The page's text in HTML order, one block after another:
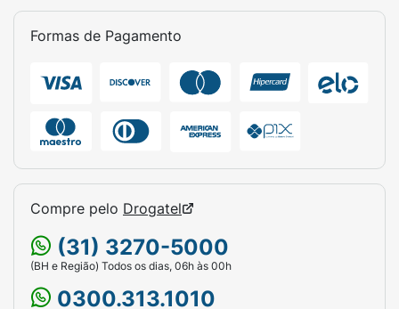
Formas de Pagamento
Compre pelo Drogatel
(31) 3270-5000
(BH e Região) Todos os dias, 06h às 00h
0300.313.1010